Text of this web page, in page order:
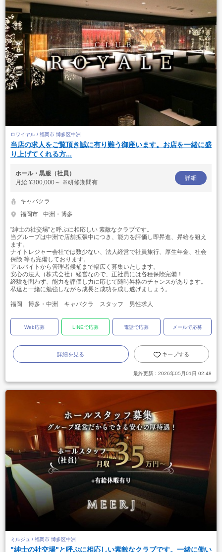
ロワイヤル / 福岡市 博多区中洲
当店の求人をご覧頂き誠に有り難う御座います。お店を一緒に盛
り上げてくれる方...
ホール・黒服（社員）
月給 ¥300,000～ ※研修期間有
詳細
キャバクラ
福岡市
中洲・博多
"紳士の社交場"と呼ぶに相応しい 素敵なクラブです。
当グループは中洲で店舗拡張中につき、能力を評価し即昇進、昇給を狙え
ます。
ナイトレジャー会社では数少ない、法人経営で社員旅行、厚生年金、社会
保険 等も完備しております。
アルバイトから管理者候補まで幅広く募集いたします。
安心の法人（株式会社）経営なので、正社員には各種保険完備！
経験を問わず、能力を評価し力に応じて随時昇格のチャンスがあります。
私達と一緒に勉強しながら成長と成功を成し遂げましょう。
福岡 博多・中洲 キャバクラ スタッフ 男性求人
Web応募 LINEで応募 電話で応募 メールで応募
詳細を見る キープする
最終更新： 2026年05月01日 02:48
ミルジュ / 福岡市 博多区中洲
"紳士の社交場"と呼ぶに相応しい素敵なクラブです。一緒に働い